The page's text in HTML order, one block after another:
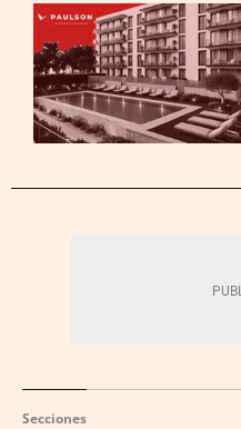
Secciones